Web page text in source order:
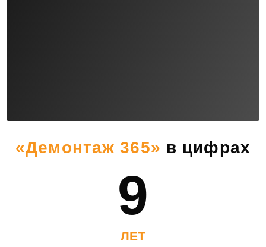
«Демонтаж 365» в цифрах
9
ЛЕТ